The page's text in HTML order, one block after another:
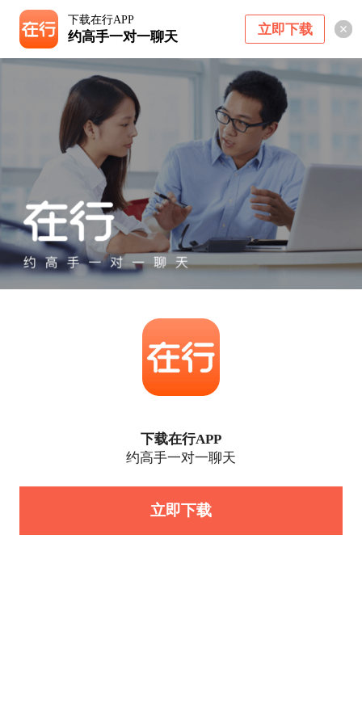
下载在行APP
约高手一对一聊天 立即下载
下载在行APP
约高手一对一聊天
立即下载